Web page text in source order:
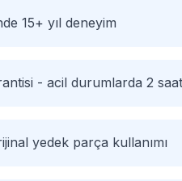
15+ yıl deneyim
- acil durumlarda 2 saat
yedek parça kullanımı